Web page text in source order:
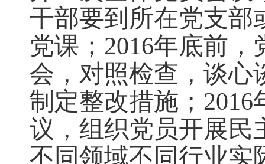
干部要到所在党支部
党课；2016年底前
会，对照检查，谈心
制定整改措施；
议，组织党员开展民
不同领域不同行业实